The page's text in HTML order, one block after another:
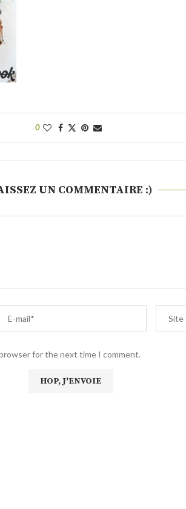
0
UN COMMENTAIRE :)
for the next time I comment.